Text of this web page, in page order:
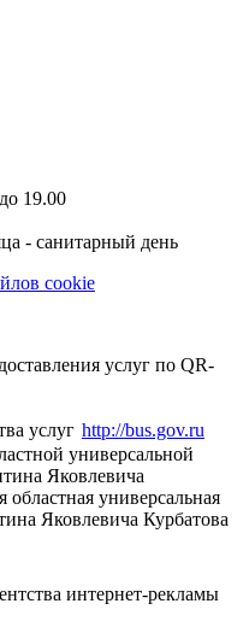
19.00
- санитарный день
cookie
услуг по QR-
http://bus.gov.ru
универсальной
Яковлевича
областная универсальная
Яковлевича Курбатова
интернет-рекламы